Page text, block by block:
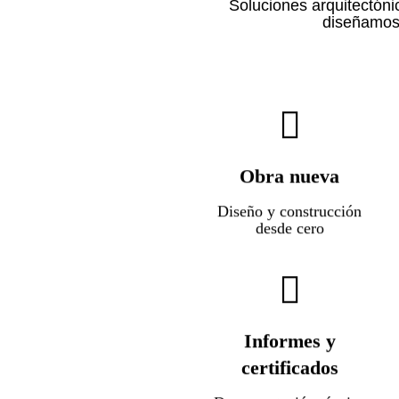
Soluciones
Obra nueva
Diseño y construcción
desde cero
únicos adaptados a tus
necesidades.
Desde el diseño inicial
cuidamos cada detalle
espacio soñado.
Informes y
certificados
tus proyectos, como
certificados energéticos
obras nuevas antiguas